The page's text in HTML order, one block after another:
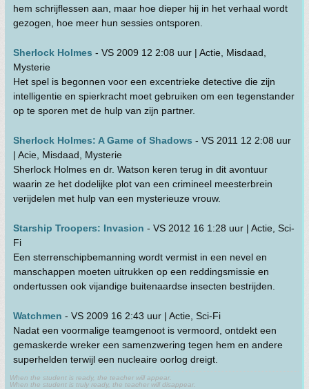
hem schrijflessen aan, maar hoe dieper hij in het verhaal wordt
gezogen, hoe meer hun sessies ontsporen.
Sherlock Holmes - VS 2009 12 2:08 uur | Actie, Misdaad,
Mysterie
Het spel is begonnen voor een excentrieke detective die zijn
intelligentie en spierkracht moet gebruiken om een tegenstander
op te sporen met de hulp van zijn partner.
Sherlock Holmes: A Game of Shadows - VS 2011 12 2:08 uur
| Acie, Misdaad, Mysterie
Sherlock Holmes en dr. Watson keren terug in dit avontuur
waarin ze het dodelijke plot van een crimineel meesterbrein
verijdelen met hulp van een mysterieuze vrouw.
Starship Troopers: Invasion - VS 2012 16 1:28 uur | Actie, Sci-
Fi
Een sterrenschipbemanning wordt vermist in een nevel en
manschappen moeten uitrukken op een reddingsmissie en
ondertussen ook vijandige buitenaardse insecten bestrijden.
Watchmen - VS 2009 16 2:43 uur | Actie, Sci-Fi
Nadat een voormalige teamgenoot is vermoord, ontdekt een
gemaskerde wreker een samenzwering tegen hem en andere
superhelden terwijl een nucleaire oorlog dreigt.
When the student is ready, the teacher will appear.
When the student is truly ready, the teacher will disappear.